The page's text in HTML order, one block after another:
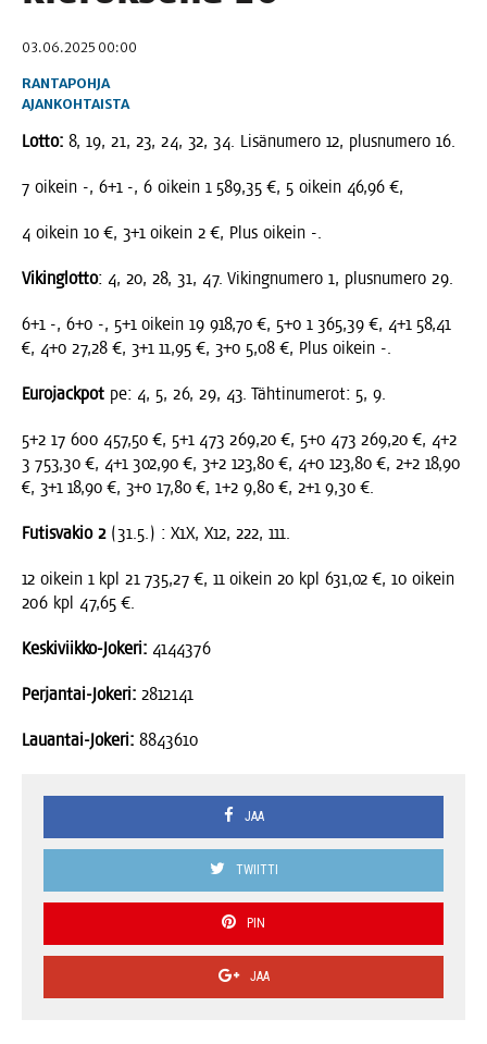
03.06.2025 00:00
RANTAPOHJA
AJANKOHTAISTA
Lot­to: 8, 19, 21, 23, 24, 32, 34. Lisä­nu­me­ro 12, plus­nu­me­ro 16.
7 oikein -, 6+1 -, 6 oikein 1 589,35 €, 5 oikein 46,96 €,
4 oikein 10 €, 3+1 oikein 2 €, Plus oikein -.
Vikin­glot­to: 4, 20, 28, 31, 47. Viking­nu­me­ro 1, plus­nu­me­ro 29.
6+1 -, 6+0 -, 5+1 oikein 19 918,70 €, 5+0 1 365,39 €, 4+1 58,41
€, 4+0 27,28 €, 3+1 11,95 €, 3+0 5,08 €, Plus oikein -.
Euro­jack­pot pe: 4, 5, 26, 29, 43. Täh­ti­nu­me­rot: 5, 9.
5+2 17 600 457,50 €, 5+1 473 269,20 €, 5+0 473 269,20 €, 4+2
3 753,30 €, 4+1 302,90 €, 3+2 123,80 €, 4+0 123,80 €, 2+2 18,90
€, 3+1 18,90 €, 3+0 17,80 €, 1+2 9,80 €, 2+1 9,30 €.
Futis­va­kio 2 (31.5.) : X1X, X12, 222, 111.
12 oikein 1 kpl 21 735,27 €, 11 oikein 20 kpl 631,02 €, 10 oikein
206 kpl 47,65 €.
Kes­ki­viik­ko-Joke­ri: 4144376
Per­jan­tai-Joke­ri: 2812141
Lau­an­tai-Joke­ri: 8843610
JAA
TWIITTI
PIN
JAA